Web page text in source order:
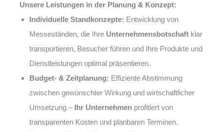
Unsere Leistungen in der Planung & Konzept:
Individuelle Standkonzepte: Entwicklung von
Messeständen, die Ihre Unternehmensbotschaft klar
transportieren, Besucher führen und Ihre Produkte und
Dienstleistungen optimal präsentieren.
Budget- & Zeitplanung: Effiziente Abstimmung
zwischen gewünschter Wirkung und wirtschaftlicher
Umsetzung – Ihr Unternehmen profitiert von
transparenten Kosten und planbaren Terminen.